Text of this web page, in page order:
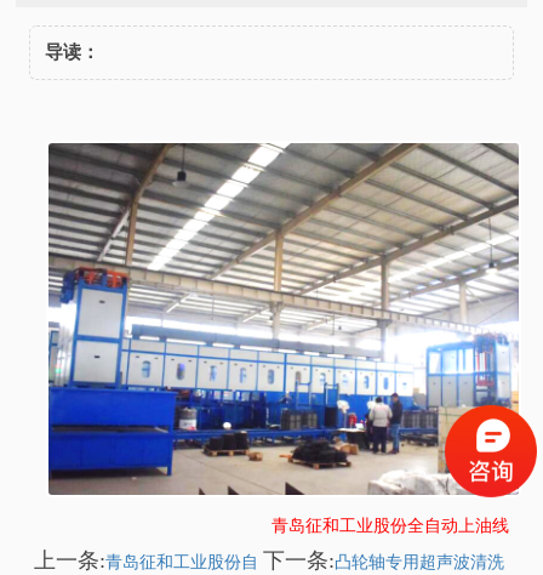
导读：
青岛征和工业股份全自动上油线
上一条:青岛征和工业股份自 下一条:凸轮轴专用超声波清洗